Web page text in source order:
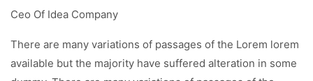
Ceo Of Idea Company
There are many variations of passages of the Lorem lorem
available but the majority have suffered alteration in some